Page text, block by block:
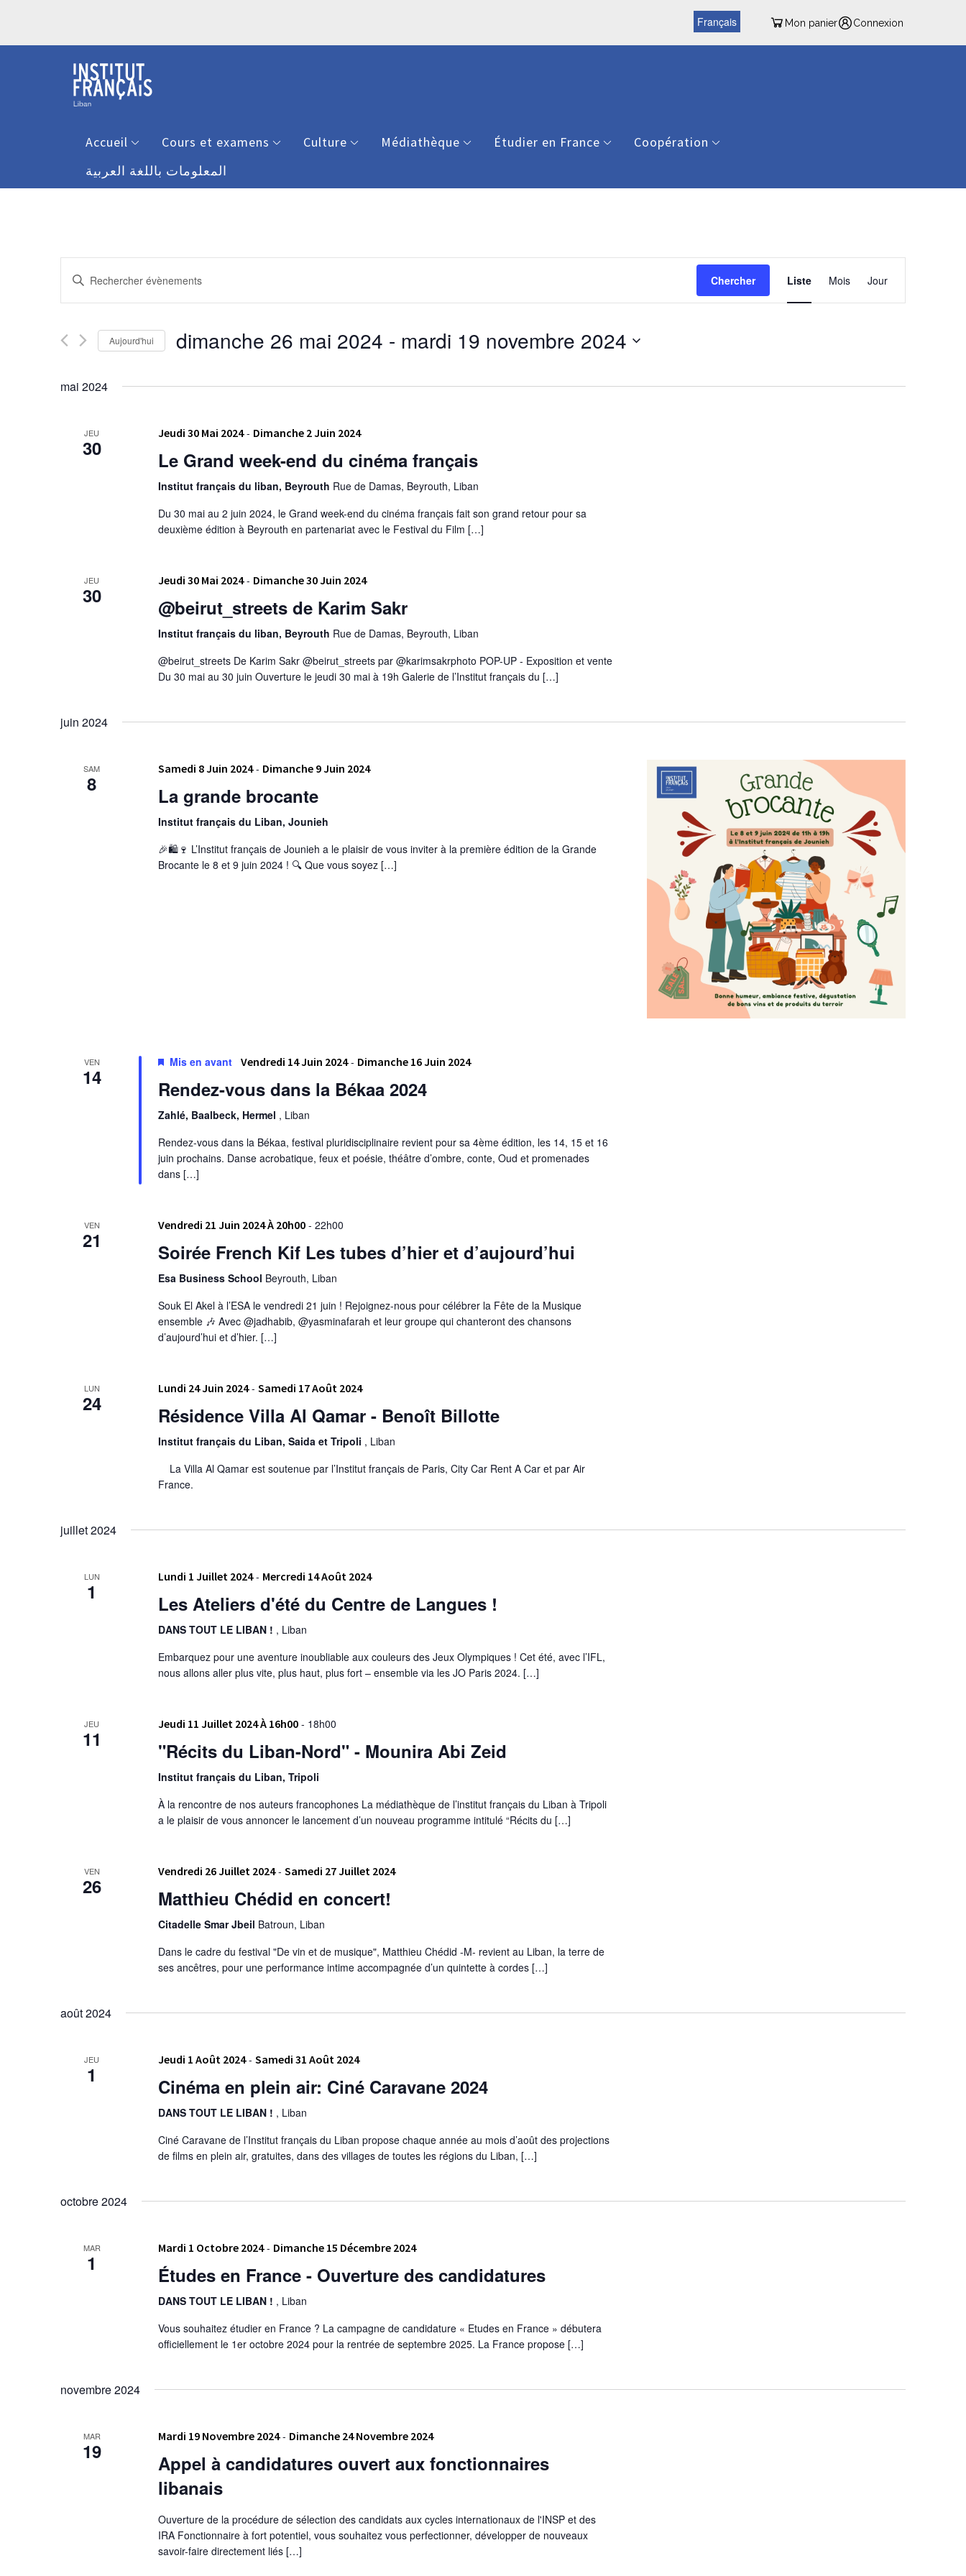
Mon panier Connexion
Français
Accueil Cours et examens Culture Médiathèque Étudier en France
Coopération
المعلومات باللغة العربية
Recherche
et
de
Évènements
Saisir
mot-
clé.
Évènements
par
Chercher
Navigation
de
vues
Liste Mois Jour
Aujourd'hui dimanche 26 mai 2024 - mardi 19 novembre 2024
date.
mai 2024
JEU
30
Jeudi 30 Mai 2024- Dimanche 2 Juin 2024
Le Grand week-end du cinéma français
Institut français du liban, Beyrouth Rue de Damas, Beyrouth, Liban
Du 30 mai au 2 juin 2024, le Grand week-end du cinéma français fait son grand retour pour sa
deuxième édition à Beyrouth en partenariat avec le Festival du Film […]
JEU
30
Jeudi 30 Mai 2024- Dimanche 30 Juin 2024
@beirut_streets de Karim Sakr
Institut français du liban, Beyrouth Rue de Damas, Beyrouth, Liban
@beirut_streets De Karim Sakr @beirut_streets par @karimsakrphoto POP-UP - Exposition et vente
Du 30 mai au 30 juin Ouverture le jeudi 30 mai à 19h Galerie de l’Institut français du […]
juin 2024
SAM
8
Samedi 8 Juin 2024- Dimanche 9 Juin 2024
La grande brocante
Institut français du Liban, Jounieh
🎉🛍️🍷 L’Institut français de Jounieh a le plaisir de vous inviter à la première édition de la Grande
Brocante le 8 et 9 juin 2024 ! 🔍 Que vous soyez […]
VEN
14
Mis en avant Vendredi 14 Juin 2024- Dimanche 16 Juin 2024
Rendez-vous dans la Békaa 2024
Zahlé, Baalbeck, Hermel , Liban
Rendez-vous dans la Békaa, festival pluridisciplinaire revient pour sa 4ème édition, les 14, 15 et 16
juin prochains. Danse acrobatique, feux et poésie, théâtre d’ombre, conte, Oud et promenades
dans […]
VEN
21
Vendredi 21 Juin 2024 À 20h00- 22h00
Soirée French Kif Les tubes d’hier et d’aujourd’hui
Esa Business School Beyrouth, Liban
Souk El Akel à l’ESA le vendredi 21 juin ! Rejoignez-nous pour célébrer la Fête de la Musique
ensemble 🎶 Avec @jadhabib, @yasminafarah et leur groupe qui chanteront des chansons
d’aujourd’hui et d’hier. […]
LUN
24
Lundi 24 Juin 2024- Samedi 17 Août 2024
Résidence Villa Al Qamar - Benoît Billotte
Institut français du Liban, Saida et Tripoli , Liban
La Villa Al Qamar est soutenue par l’Institut français de Paris, City Car Rent A Car et par Air
France.
juillet 2024
LUN
1
Lundi 1 Juillet 2024- Mercredi 14 Août 2024
Les Ateliers d'été du Centre de Langues !
DANS TOUT LE LIBAN ! , Liban
Embarquez pour une aventure inoubliable aux couleurs des Jeux Olympiques ! Cet été, avec l’IFL,
nous allons aller plus vite, plus haut, plus fort – ensemble via les JO Paris 2024. […]
JEU
11
Jeudi 11 Juillet 2024 À 16h00- 18h00
"Récits du Liban-Nord" - Mounira Abi Zeid
Institut français du Liban, Tripoli
À la rencontre de nos auteurs francophones La médiathèque de l’institut français du Liban à Tripoli
a le plaisir de vous annoncer le lancement d’un nouveau programme intitulé “Récits du […]
VEN
26
Vendredi 26 Juillet 2024- Samedi 27 Juillet 2024
Matthieu Chédid en concert!
Citadelle Smar Jbeil Batroun, Liban
Dans le cadre du festival "De vin et de musique", Matthieu Chédid -M- revient au Liban, la terre de
ses ancêtres, pour une performance intime accompagnée d’un quintette à cordes […]
août 2024
JEU
1
Jeudi 1 Août 2024- Samedi 31 Août 2024
Cinéma en plein air: Ciné Caravane 2024
DANS TOUT LE LIBAN ! , Liban
Ciné Caravane de l’Institut français du Liban propose chaque année au mois d’août des projections
de films en plein air, gratuites, dans des villages de toutes les régions du Liban, […]
octobre 2024
MAR
1
Mardi 1 Octobre 2024- Dimanche 15 Décembre 2024
Études en France - Ouverture des candidatures
DANS TOUT LE LIBAN ! , Liban
Vous souhaitez étudier en France ? La campagne de candidature « Etudes en France » débutera
officiellement le 1er octobre 2024 pour la rentrée de septembre 2025. La France propose […]
novembre 2024
MAR
19
Mardi 19 Novembre 2024- Dimanche 24 Novembre 2024
Appel à candidatures ouvert aux fonctionnaires
libanais
Ouverture de la procédure de sélection des candidats aux cycles internationaux de l'INSP et des
IRA Fonctionnaire à fort potentiel, vous souhaitez vous perfectionner, développer de nouveaux
savoir-faire directement liés […]